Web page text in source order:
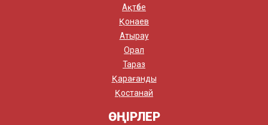
Ақтөбе
Қонаев
Атырау
Орал
Тараз
Қарағанды
Қостанай
ӨҢІРЛЕР